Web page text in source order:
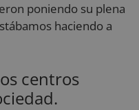
poniendo su plena
haciendo a
centros